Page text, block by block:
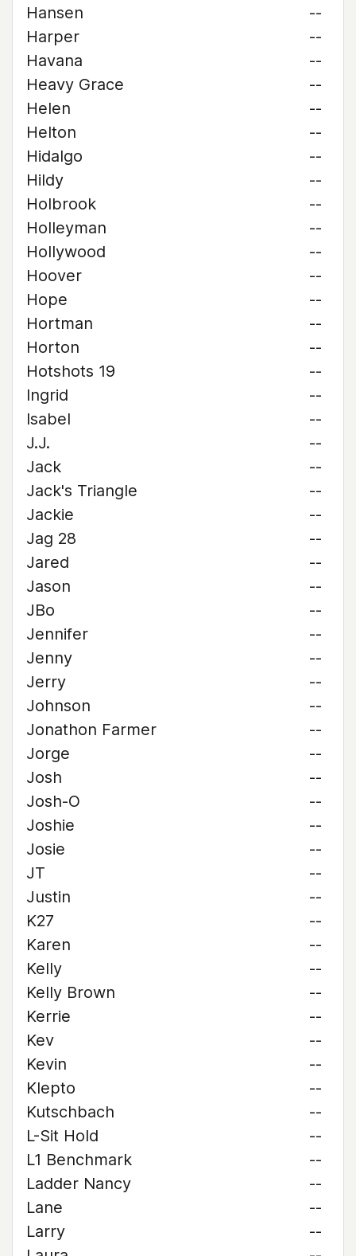
Hansen
--
Harper
--
Havana
--
Heavy Grace
--
Helen
--
Helton
--
Hidalgo
--
Hildy
--
Holbrook
--
Holleyman
--
Hollywood
--
Hoover
--
Hope
--
Hortman
--
Horton
--
Hotshots 19
--
Ingrid
--
Isabel
--
J.J.
--
Jack
--
Jack's Triangle
--
Jackie
--
Jag 28
--
Jared
--
Jason
--
JBo
--
Jennifer
--
Jenny
--
Jerry
--
Johnson
--
Jonathon Farmer
--
Jorge
--
Josh
--
Josh-O
--
Joshie
--
Josie
--
JT
--
Justin
--
K27
--
Karen
--
Kelly
--
Kelly Brown
--
Kerrie
--
Kev
--
Kevin
--
Klepto
--
Kutschbach
--
L-Sit Hold
--
L1 Benchmark
--
Ladder Nancy
--
Lane
--
Larry
--